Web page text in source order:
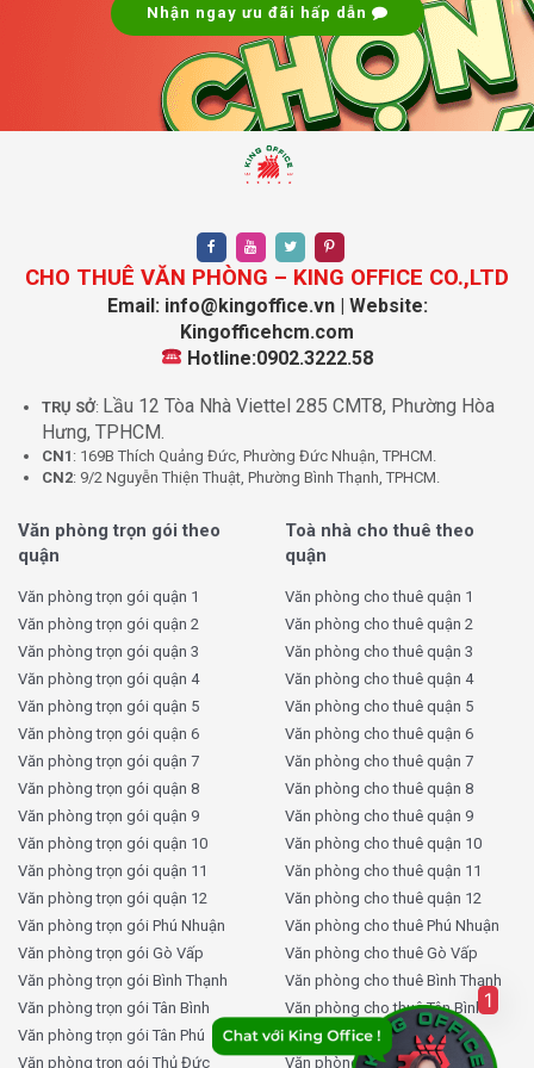
Giá thuê văn phòng VRG
Building bao nhiêu tiền?
Mức giá thuê văn phòng tại VRG Building Quận 3 được
đánh giá là vô cùng cạnh tranh trong khu vực, đặc biệt
nếu so sánh với các tòa nhà cùng hạng trên địa bàn
Mức phí
5 USD/M²/Tháng
10%
Tiền điện Có đồng hồ riêng
Phí gửi xe máy
Phí gửi ô tô Thỏa thuận
Phí ngoài giờ Thỏa thuận
Thời gian thuê Từ 2 năm trở lên
Lưu ý: Giá thuê và diện tích trống có thể thay đổi tùy
theo thời điểm, vì vậy khách hàng cần liên hệ trực tiếp
để nhận thông tin mới nhất và chính xác nhất từ bộ phận
tư vấn của KingOffice.
Tại sao nên thuê văn phòng VRG
Building Quận 3 tại KingOffice?
KingOffice tự hào là đơn vị chuyên nghiệp trong lĩnh vực
chothuê văn phòng
tại TP.HCM, đặc biệt là khu vực
Quận 3. Khi chọn thuê văn phòng tại VRG Building thông
qua KingOffice, khách hàng sẽ nhận được hàng loạt lợi
ích vượt trội:
Quản lý dữ liệu hơn 2.000 tòa nhà văn phòng tại
TP.HCM, hệ thống KingOffice cập nhậtchính xác
Nhận ngay ưu đãi hấp dẫn
CHO THUÊ VĂN PHÒNG – KING OFFICE CO.,LTD
Email: info@kingoffice.vn | Website:
Kingofficehcm.com
Hotline:0902.3222.58
TRỤ SỞ: Lầu 12 Tòa Nhà Viettel 285 CMT8, Phường Hòa
Hưng, TPHCM.
CN1 : 169B Thích Quảng Đức, Phường Đức Nhuận, TPHCM.
CN2: 9/2 Nguyễn Thiện Thuật, Phường Bình Thạnh, TPHCM.
Văn phòng trọn gói theo
quận
Văn phòng trọn gói quận 1
Văn phòng trọn gói quận 2
Văn phòng trọn gói quận 3
Văn phòng trọn gói quận 4
Văn phòng trọn gói quận 5
Văn phòng trọn gói quận 6
Văn phòng trọn gói quận 7
Văn phòng trọn gói quận 8
Văn phòng trọn gói quận 9
Văn phòng trọn gói quận 10
Văn phòng trọn gói quận 11
Văn phòng trọn gói quận 12
Văn phòng trọn gói Phú Nhuận
Văn phòng trọn gói Gò Vấp
Văn phòng trọn gói Bình Thạnh
Văn phòng trọn gói Tân Bình
Văn phòng trọn gói Tân Phú
Văn phòng trọn gói Thủ Đức
Toà nhà cho thuê theo
quận
Văn phòng cho thuê quận 1
Văn phòng cho thuê quận 2
Văn phòng cho thuê quận 3
Văn phòng cho thuê quận 4
Văn phòng cho thuê quận 5
Văn phòng cho thuê quận 6
Văn phòng cho thuê quận 7
Văn phòng cho thuê quận 8
Văn phòng cho thuê quận 9
Văn phòng cho thuê quận 10
Văn phòng cho thuê quận 11
Văn phòng cho thuê quận 12
Văn phòng cho thuê Phú Nhuận
Văn phòng cho thuê Gò Vấp
Văn phòng cho thuê Bình Thạnh
Văn phòng cho thuê Tân Bình
Văn phòng cho thuê Tân Phú
Văn phòng cho thuê Thủ Đức
1